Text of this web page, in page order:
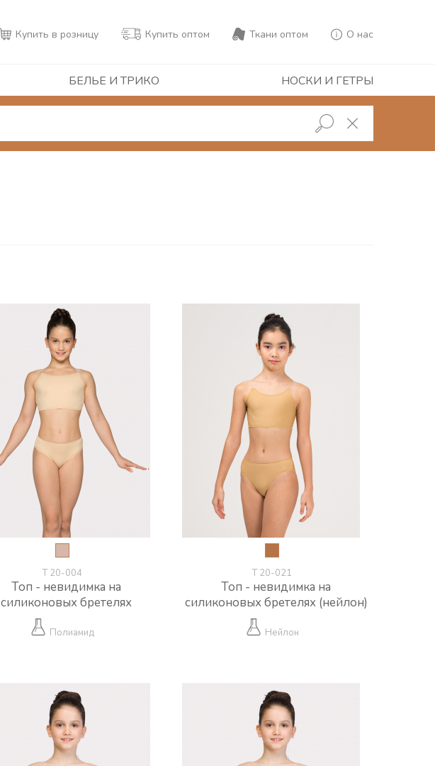
Купить в розницу Купить оптом Ткани оптом О нас
БЕЛЬЕ И ТРИКО НОСКИ И ГЕТРЫ
Т 20-004
Топ - невидимка на
силиконовых бретелях
Полиамид
Т 20-021
Топ - невидимка на
силиконовых бретелях (нейлон)
Нейлон